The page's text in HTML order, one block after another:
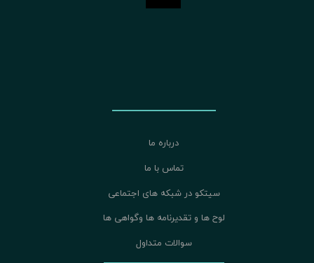
درباره ما
تماس با ما
سیتکو در شبکه های اجتماعی
لوح ها و تقدیرنامه ها وگواهی ها
سوالات متداول